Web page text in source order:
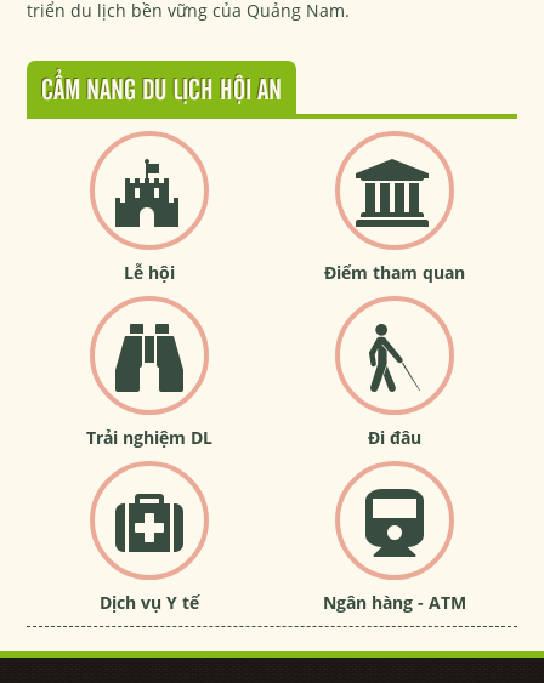
triển du lịch bền vững của Quảng Nam.
CẨM NANG DU LỊCH HỘI AN
Lễ hội Điểm tham quan
Trải nghiệm DL Đi đâu
Dịch vụ Y tế Ngân hàng - ATM